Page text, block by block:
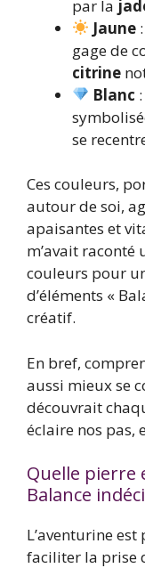
par la
Jaune
gage de
citrine
Blanc
se
Ces couleurs,
autour de soi,
apaisantes et
m’avait
couleurs pour
d’éléments «
créatif.
En bref,
aussi mieux se
découvrait
éclaire nos pas,
Quelle pierre
Balance
L’aventurine
faciliter la prise